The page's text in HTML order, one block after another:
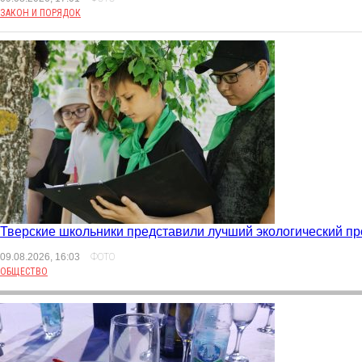
ЗАКОН И ПОРЯДОК
Тверские школьники представили лучший экологический
09.08.2026, 16:03
ФОТО
ОБЩЕСТВО